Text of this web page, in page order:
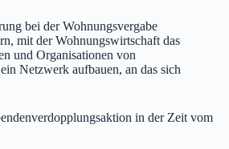
bei der Wohnungsvergabe
mit der Wohnungswirtschaft das
und Organisationen von
Netzwerk aufbauen, an das sich
in der Zeit vom